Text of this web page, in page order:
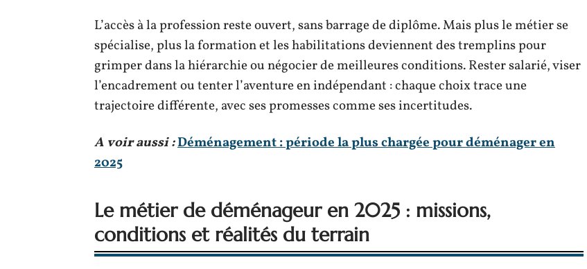
L’accès à la profession reste ouvert, sans barrage de diplôme. Mais plus le métier se
spécialise, plus la formation et les habilitations deviennent des tremplins pour
grimper dans la hiérarchie ou négocier de meilleures conditions. Rester salarié, viser
l’encadrement ou tenter l’aventure en indépendant : chaque choix trace une
trajectoire différente, avec ses promesses comme ses incertitudes.
A voir aussi :Déménagement : période la plus chargée pour déménager en
2025
Le métier de déménageur en 2025 : missions,
conditions et réalités du terrain